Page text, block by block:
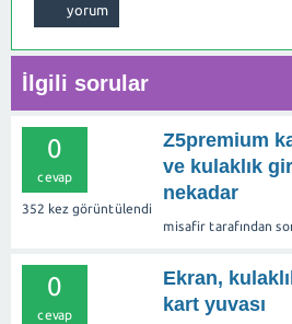
İlgili sorular
0
cevap
352 kez görüntülendi
Z5premium
ve kulaklık
nekadar
misafir tarafından
0
cevap
Ekran,
kart yuvası